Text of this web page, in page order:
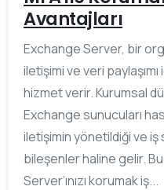
Avantajları
Exchange Server, bir
iletişimi ve veri
hizmet verir. Kurumsal
Exchange sunucuları
iletişimin yönetildiği ve
bileşenler haline gelir.
Server’ınızı korumak iş...